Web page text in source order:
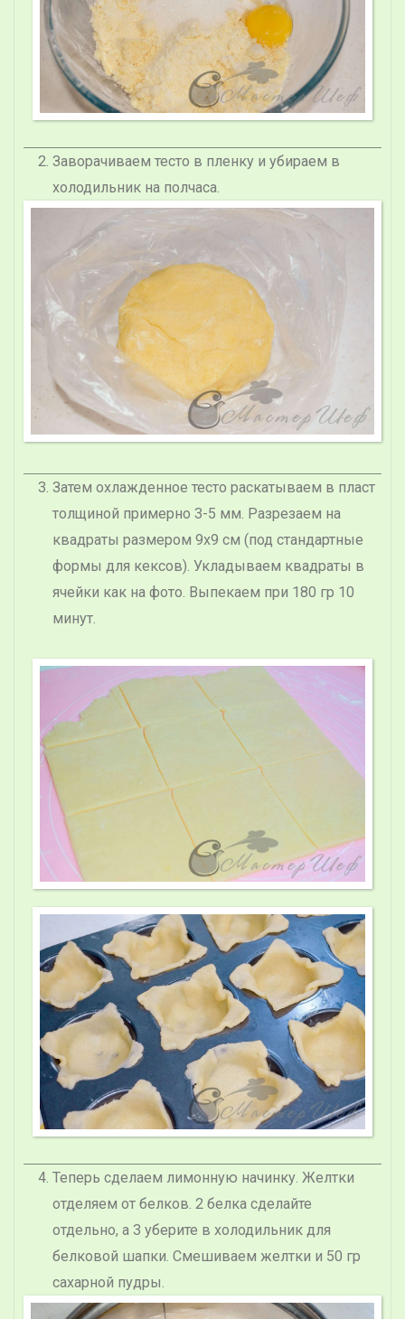
Заворачиваем тесто в пленку и убираем в
холодильник на полчаса.
Затем охлажденное тесто раскатываем в пласт
толщиной примерно 3-5 мм. Разрезаем на
квадраты размером 9х9 см (под стандартные
формы для кексов). Укладываем квадраты в
ячейки как на фото. Выпекаем при 180 гр 10
минут.
Теперь сделаем лимонную начинку. Желтки
отделяем от белков. 2 белка сделайте
отдельно, а 3 уберите в холодильник для
белковой шапки. Смешиваем желтки и 50 гр
сахарной пудры.